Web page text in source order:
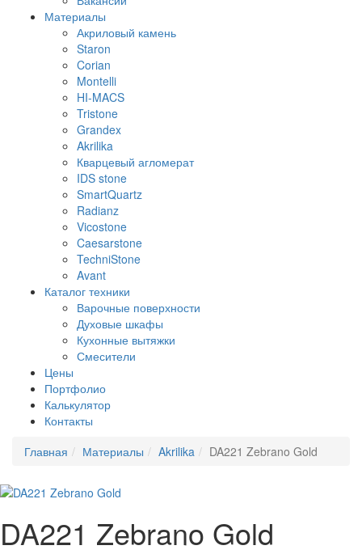
Материалы
Акриловый камень
Staron
Corian
Montelli
HI-MACS
Tristone
Grandex
Akrilika
Кварцевый агломерат
IDS stone
SmartQuartz
Radianz
Vicostone
Caesarstone
TechniStone
Avant
Каталог техники
Варочные поверхности
Духовые шкафы
Кухонные вытяжки
Смесители
Цены
Портфолио
Калькулятор
Контакты
Главная
Материалы Akrilika DA221 Zebrano Gold
DA221 Zebrano Gold